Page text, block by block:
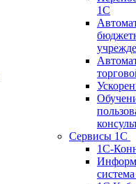
1С
Сервисы 1С
1С-